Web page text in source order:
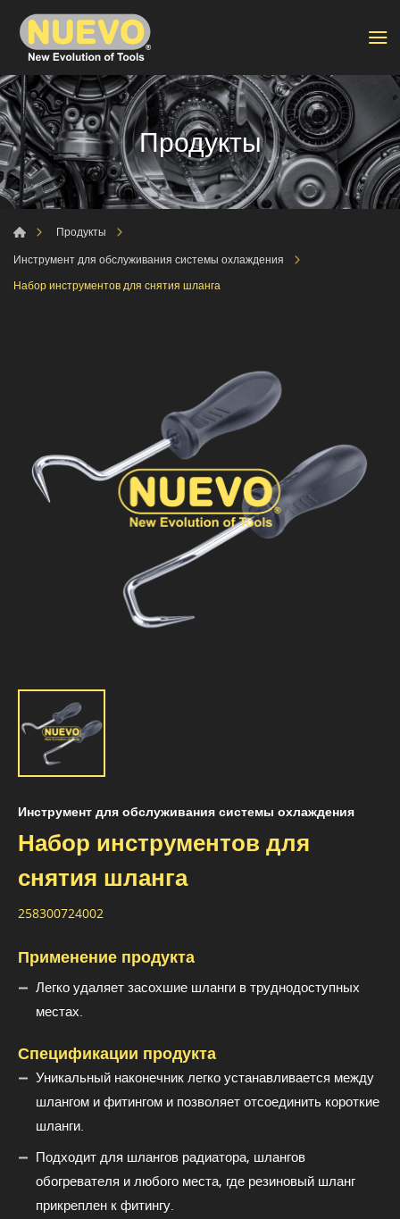
Продукты
Продукты
Инструмент для обслуживания системы охлаждения
Набор инструментов для снятия шланга
Инструмент для обслуживания системы охлаждения
Набор инструментов для
снятия шланга
258300724002
Применение продукта
Легко удаляет засохшие шланги в труднодоступных
местах.
Спецификации продукта
Уникальный наконечник легко устанавливается между
шлангом и фитингом и позволяет отсоединить короткие
шланги.
Подходит для шлангов радиатора, шлангов
обогревателя и любого места, где резиновый шланг
прикреплен к фитингу.